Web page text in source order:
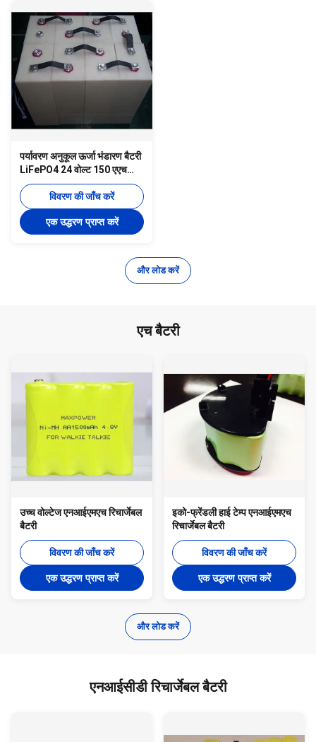
पर्यावरण अनुकूल ऊर्जा भंडारण बैटरी
LiFePO4 24 वोल्ट 150 एएच
उच्च निर्वहन
विवरण की जाँच करें
एक उद्धरण प्राप्त करें
और लोड करें
एच बैटरी
उच्च वोल्टेज एनआईएमएच रिचार्जेबल
बैटरी
विवरण की जाँच करें
एक उद्धरण प्राप्त करें
इको-फ्रेंडली हाई टेम्प एनआईएमएच
रिचार्जेबल बैटरी
विवरण की जाँच करें
एक उद्धरण प्राप्त करें
और लोड करें
एनआईसीडी रिचार्जेबल बैटरी